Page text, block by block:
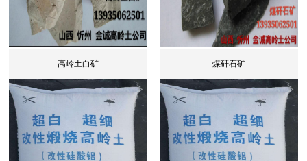
高岭土白矿 煤矸石矿